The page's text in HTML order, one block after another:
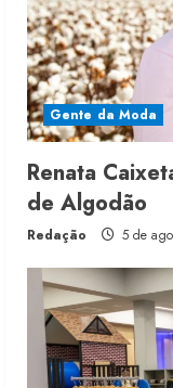
Gente da Moda
Renata
de Algodão
Redação 5 de